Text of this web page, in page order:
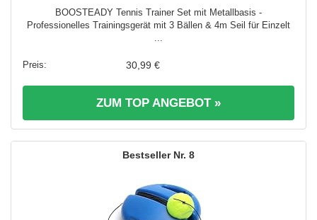
BOOSTEADY Tennis Trainer Set mit Metallbasis -
Professionelles Trainingsgerät mit 3 Bällen & 4m Seil für Einzelt
...
30,99 €
ZUM TOP ANGEBOT »
8